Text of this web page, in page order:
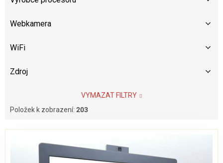
Webkamera
WiFi
Zdroj
VYMAZAT FILTRY
Položek k zobrazení: 203